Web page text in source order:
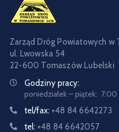
Zarząd Dróg Powiatowych w
ul. Lwowska 54
22-600 Tomaszów Lubelski
Godziny pracy:
poniedziałek – piątek: 7:00
tel/fax: +48 84 6642273
tel: +48 84 6642057